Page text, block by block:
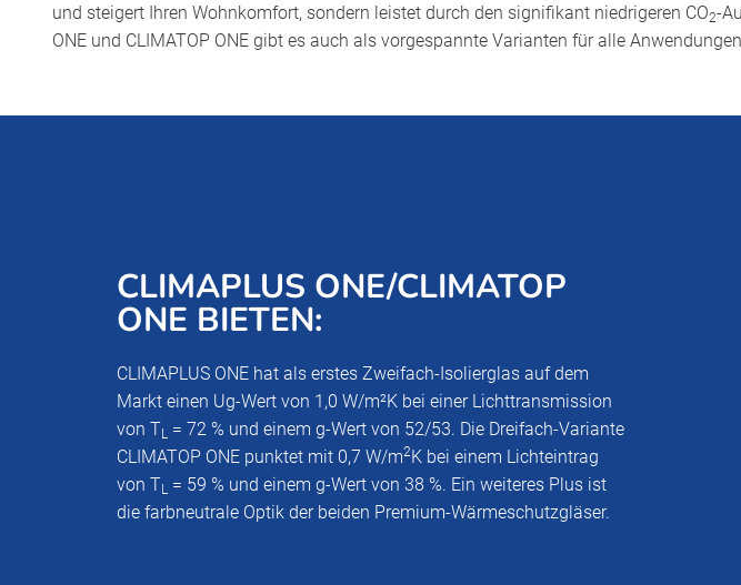
und steigert Ihren Wohnkomfort, sondern leistet durch den signifikant niedrigeren CO2-
ONE und CLIMATOP ONE gibt es auch als vorgespannte Varianten für alle
CLIMAPLUS ONE/CLIMATOP
ONE BIETEN:
CLIMAPLUS ONE hat als erstes Zweifach-Isolierglas auf dem
Markt einen Ug-Wert von 1,0 W/m²K bei einer Lichttransmission
von TL = 72 % und einem g-Wert von 52/53. Die Dreifach-Variante
CLIMATOP ONE punktet mit 0,7 W/m2K bei einem Lichteintrag
von TL = 59 % und einem g-Wert von 38 %. Ein weiteres Plus ist
die farbneutrale Optik der beiden Premium-Wärmeschutzgläser.